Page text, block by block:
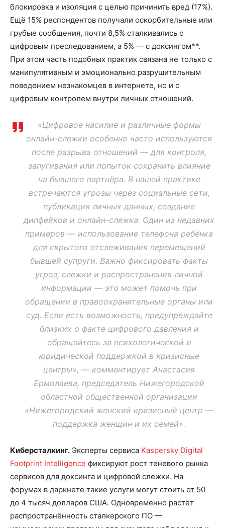
блокировка и изоляция с целью причинить вред (17%).
Ещё 15% респондентов получали оскорбительные или
грубые сообщения, почти 8,5% сталкивались с
цифровым преследованием, а 5% — с доксингом**.
При этом часть подобных практик связана не только с
манипулятивным и эмоционально разрушительным
поведением незнакомцев в интернете, но и с
цифровым контролем внутри личных отношений.
«Цифровое насилие и различные формы
онлайн-слежки особенно часто используются
после разрыва отношений — для контроля,
запугивания или попыток сохранить влияние
на бывшего партнёра. В нашей практике
встречаются угрозы через социальные сети,
публикация личных данных, создание
дипфейков и онлайн-слежка. Один из недавних
примеров — использование телефона ребёнка
для скрытого отслеживания перемещений
бывшей супруги. Важно фиксировать факты
угроз, слежки и распространения личной
информации — это может помочь при
обращении в правоохранительные органы или
суд. Если есть возможность, предупреждайте
близких о факте цифрового давления и
обращайтесь за психологической и
юридической поддержкой в кризисные
центры», — комментирует Анастасия
Ермолаева, председатель Нижегородской
областной общественной организации
«Нижегородский женский кризисный центр —
поддержка женщин и их семей».
Киберсталкинг. Эксперты сервиса Kaspersky Digital
Footprint Intelligence фиксируют рост теневого рынка
сервисов для доксинга и цифровой слежки. На
форумах в даркнете такие услуги могут стоить от 50
до 4 тысяч долларов США. Одновременно растёт
распространённость сталкерского ПО —